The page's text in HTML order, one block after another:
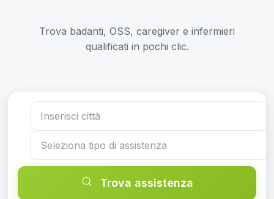
Trova badanti, OSS, caregiver e infermieri
qualificati in pochi clic.
Trova assistenza